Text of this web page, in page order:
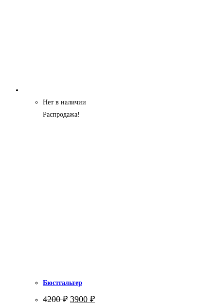
Нет в наличии
Распродажа!
Бюстгальтер
4200₽ Первоначальная
3900 ₽Текущая